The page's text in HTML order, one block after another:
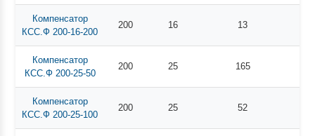
Компенсатор
КСС.Ф 200-16-200
200 16 13
Компенсатор
КСС.Ф 200-25-50
200 25 165
Компенсатор
КСС.Ф 200-25-100
200 25 52